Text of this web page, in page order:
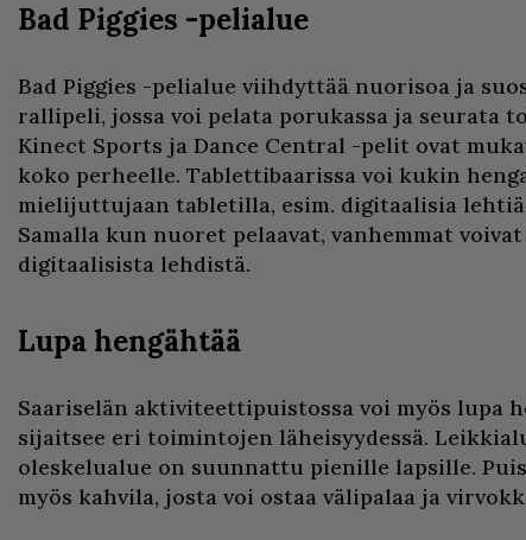
Bad Piggies -pelialue
Bad Piggies -pelialue viihdyttää nuorisoa ja
rallipeli, jossa voi pelata porukassa ja seurata
Kinect Sports ja Dance Central -pelit ovat
koko perheelle. Tablettibaarissa voi kukin
mielijuttujaan tabletilla, esim. digitaalisia
Samalla kun nuoret pelaavat, vanhemmat
digitaalisista lehdistä.
Lupa hengähtää
Saariselän aktiviteettipuistossa voi myös lupa
sijaitsee eri toimintojen läheisyydessä.
oleskelualue on suunnattu pienille lapsille.
myös kahvila, josta voi ostaa välipalaa ja